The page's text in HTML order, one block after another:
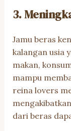
3.
Jamu beras
kalangan usia
makan,
mampu
reina lovers
dari beras